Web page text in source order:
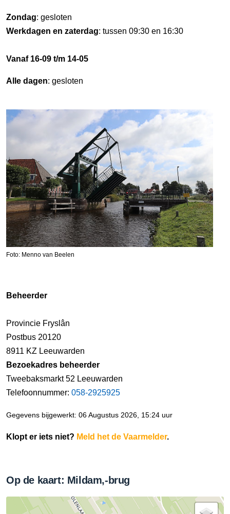
Zondag: gesloten
Werkdagen en zaterdag: tussen 09:30 en 16:30
Vanaf 16-09 t/m 14-05
Alle dagen: gesloten
Foto: Menno van Beelen
Beheerder
Provincie Fryslân
Postbus 20120
8911 KZ Leeuwarden
Bezoekadres beheerder
Tweebaksmarkt 52 Leeuwarden
Telefoonnummer: 058-2925925
Gegevens bijgewerkt: 06 Augustus 2026, 15:24 uur
Klopt er iets niet? Meld het de Vaarmelder.
Op de kaart: Mildam,-brug